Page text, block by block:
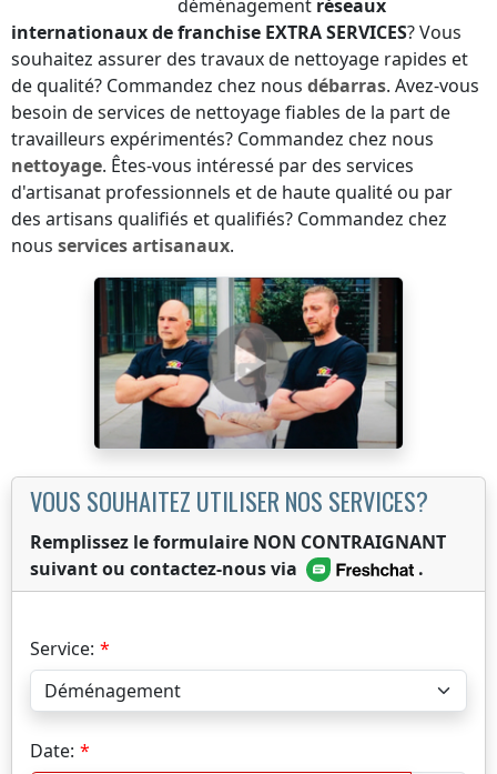
déménagement réseaux
internationaux de franchise EXTRA SERVICES? Vous
souhaitez assurer des travaux de nettoyage rapides et
de qualité? Commandez chez nous débarras. Avez-vous
besoin de services de nettoyage fiables de la part de
travailleurs expérimentés? Commandez chez nous
nettoyage. Êtes-vous intéressé par des services
d'artisanat professionnels et de haute qualité ou par
des artisans qualifiés et qualifiés? Commandez chez
nous services artisanaux.
VOUS SOUHAITEZ UTILISER NOS SERVICES?
Remplissez le formulaire NON CONTRAIGNANT
suivant ou contactez-nous via
.
Service:
Date: